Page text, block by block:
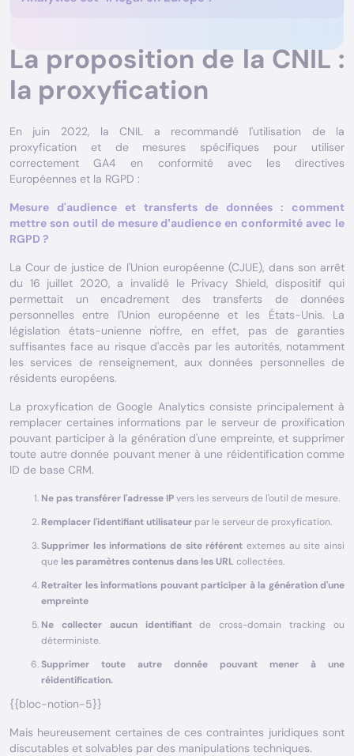
La proposition de la CNIL :
la proxyfication
En juin 2022, la CNIL a recommandé l'utilisation de la
proxyfication et de mesures spécifiques pour utiliser
correctement GA4 en conformité avec les directives
Européennes et la RGPD :
Mesure d'audience et transferts de données : comment
mettre son outil de mesure d’audience en conformité avec le
RGPD ?
La Cour de justice de l'Union européenne (CJUE), dans son arrêt
du 16 juillet 2020, a invalidé le Privacy Shield, dispositif qui
permettait un encadrement des transferts de données
personnelles entre l'Union européenne et les États-Unis. La
législation états-unienne n'offre, en effet, pas de garanties
suffisantes face au risque d'accès par les autorités, notamment
les services de renseignement, aux données personnelles de
résidents européens.
La proxyfication de Google Analytics consiste principalement à
remplacer certaines informations par le serveur de proxification
pouvant participer à la génération d'une empreinte, et supprimer
toute autre donnée pouvant mener à une réidentification comme
ID de base CRM.
Ne pas transférer l'adresse IPvers les serveurs de l'outil de mesure.
Remplacer l'identifiant utilisateur par le serveur de proxyfication.
Supprimer les informations de site référent externes au site ainsi
que les paramètres contenus dans les URL collectées.
Retraiter les informations pouvant participer à la génération d'une
empreinte
Ne collecter aucun identifiantde cross-domain tracking ou
déterministe.
Supprimer toute autre donnée pouvant mener à une
réidentification.
{{bloc-notion-5}}
Mais heureusement certaines de ces contraintes juridiques sont
discutables et solvables par des manipulations techniques.